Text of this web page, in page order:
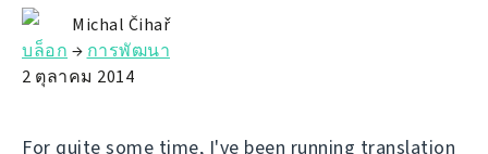
Michal Čihař
บล็อก → การพัฒนา
2 ตุลาคม 2014
For quite some time, I've been running translation